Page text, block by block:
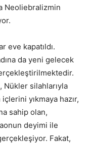
Neoliebralizmin
eve kapatıldı.
da yeni gelecek
silahlarıyla
yıkmaya hazır,
sahip olan,
deyimi ile
Fakat,